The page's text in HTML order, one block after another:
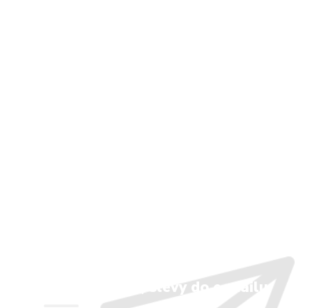
Novinky, akce, slevy do e-mailu